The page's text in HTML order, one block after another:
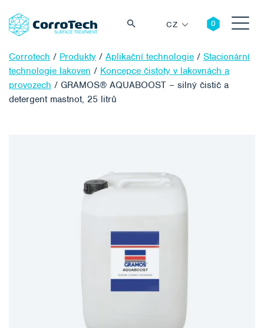
CZ
Corrotech / Produkty / Aplikační technologie / Stacionární
technologie lakoven / Koncepce čistoty v lakovnách a
provozech / GRAMOS® AQUABOOST – silný čistič a
detergent mastnot, 25 litrů